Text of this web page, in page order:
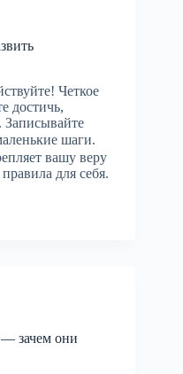
Четкое
достичь,
Записывайте
шаги.
вашу веру
для себя.
зачем они